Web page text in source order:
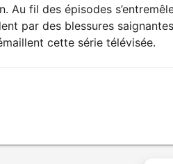
Au fil des épisodes
par des blessures
cette série télévisée.